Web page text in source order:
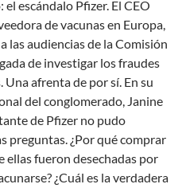
escándalo Pfizer. El CEO
de vacunas en Europa,
las audiencias de la Comisión
de investigar los fraudes
afrenta de por sí. En su
del conglomerado, Janine
de Pfizer no pudo
preguntas. ¿Por qué comprar
ellas fueron desechadas por
¿Cuál es la verdadera